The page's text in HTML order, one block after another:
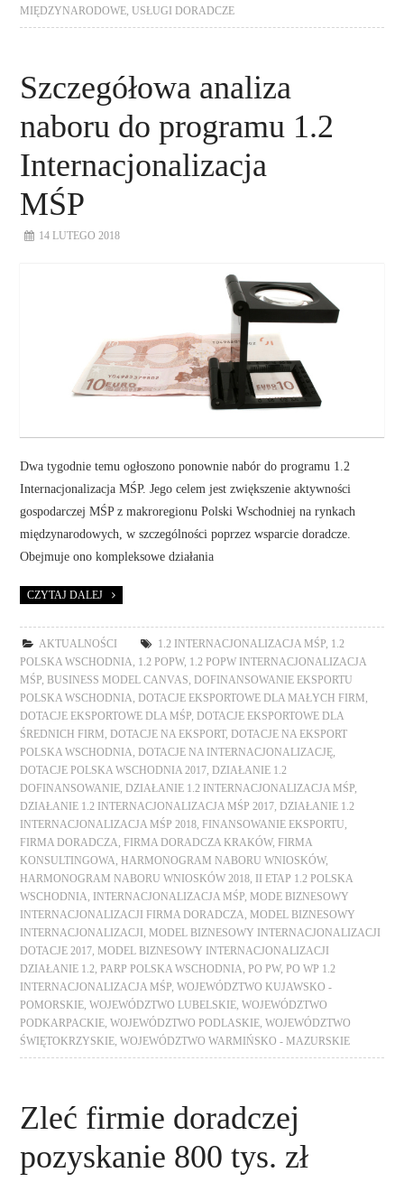
MIĘDZYNARODOWE USŁUGI DORADCZE
Szczegółowa analiza
naboru do programu 1.2
Internacjonalizacja
MŚP
14 LUTEGO 2018
Dwa tygodnie temu ogłoszono ponownie nabór do programu 1.2
Internacjonalizacja MŚP. Jego celem jest zwiększenie aktywności
gospodarczej MŚP z makroregionu Polski Wschodniej na rynkach
międzynarodowych, w szczególności poprzez wsparcie doradcze.
Obejmuje ono kompleksowe działania
CZYTAJ DALEJ
AKTUALNOŚCI 1.2 INTERNACJONALIZACJA MŚP 1.2
POLSKA WSCHODNIA
1.2 POPW, 1.2 POPW INTERNACJONALIZACJA
MŚP ,BUSINESS MODEL CANVAS ,DOFINANSOWANIE EKSPORTU
POLSKA WSCHODNIA ,DOTACJE EKSPORTOWE DLA MAŁYCH FIRM
DOTACJE EKSPORTOWE DLA MŚP ,DOTACJE EKSPORTOWE DLA
ŚREDNICH FIRM ,DOTACJE NA EKSPORT,DOTACJE NA EKSPORT
POLSKA WSCHODNIA ,DOTACJE NA INTERNACJONALIZACJĘ
DOTACJE POLSKA WSCHODNIA 2017 ,DZIAŁANIE 1.2
DOFINANSOWANIE ,DZIAŁANIE 1.2 INTERNACJONALIZACJA MŚP
DZIAŁANIE 1.2 INTERNACJONALIZACJA MŚP 2017 ,DZIAŁANIE 1.2
INTERNACJONALIZACJA MŚP 2018 ,FINANSOWANIE EKSPORTU
FIRMA DORADCZA ,FIRMA DORADCZA KRAKÓW,FIRMA
KONSULTINGOWA ,HARMONOGRAM NABORU WNIOSKÓW,
HARMONOGRAM NABORU WNIOSKÓW 2018
II ETAP 1.2 POLSKA
WSCHODNIA
INTERNACJONALIZACJA MŚP ,MODE BIZNESOWY
INTERNACJONALIZACJI FIRMA DORADCZA ,MODEL BIZNESOWY
INTERNACJONALIZACJI
,MODEL BIZNESOWY INTERNACJONALIZACJI
DOTACJE 2017 ,MODEL BIZNESOWY INTERNACJONALIZACJI
DZIAŁANIE 1.2 ,PARP POLSKA WSCHODNIA ,PO PW,PO WP 1.2
INTERNACJONALIZACJA MŚP ,WOJEWÓDZTWO KUJAWSKO -
POMORSKIE ,WOJEWÓDZTWO LUBELSKIE ,WOJEWÓDZTWO
PODKARPACKIE ,WOJEWÓDZTWO PODLASKIE ,WOJEWÓDZTWO
ŚWIĘTOKRZYSKIE ,WOJEWÓDZTWO WARMIŃSKO - MAZURSKIE
Zleć firmie doradczej
pozyskanie 800 tys. zł